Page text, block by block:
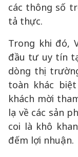
các thông số
tả thực.
Trong khi đó,
đầu tư uy tín
dòng thị
toàn khác
khách mời
lạ về các sản
coi là khô
đếm lợi nhuận.